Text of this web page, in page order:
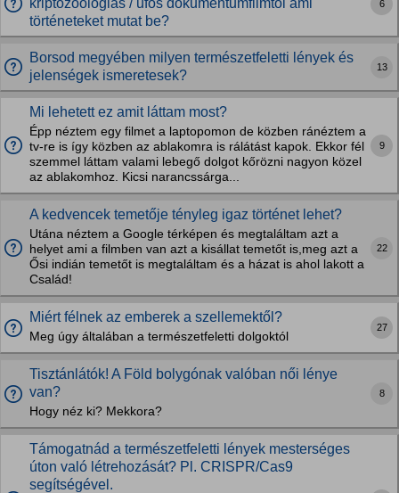
kriptozoológiás / ufós dokumentumfilmtől ami
történeteket mutat be?
6
Borsod megyében milyen természetfeletti lények és
jelenségek ismeretesek?
13
Mi lehetett ez amit láttam most?
Épp néztem egy filmet a laptopomon de közben ránéztem a
tv-re is így közben az ablakomra is rálátást kapok. Ekkor fél
szemmel láttam valami lebegő dolgot kőrözni nagyon közel
az ablakomhoz. Kicsi narancssárga...
9
A kedvencek temetője tényleg igaz történet lehet?
Utána néztem a Google térképen és megtaláltam azt a
helyet ami a filmben van azt a kisállat temetőt is,meg azt a
Ősi indián temetőt is megtaláltam és a házat is ahol lakott a
Család!
22
Miért félnek az emberek a szellemektől?
Meg úgy általában a természetfeletti dolgoktól
27
Tisztánlátók! A Föld bolygónak valóban női lénye
van?
Hogy néz ki? Mekkora?
8
Támogatnád a természetfeletti lények mesterséges
úton való létrehozását? Pl. CRISPR/Cas9
segítségével.